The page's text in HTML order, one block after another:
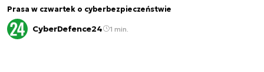
Prasa w czwartek o cyberbezpieczeństwie
CyberDefence24 1 min.